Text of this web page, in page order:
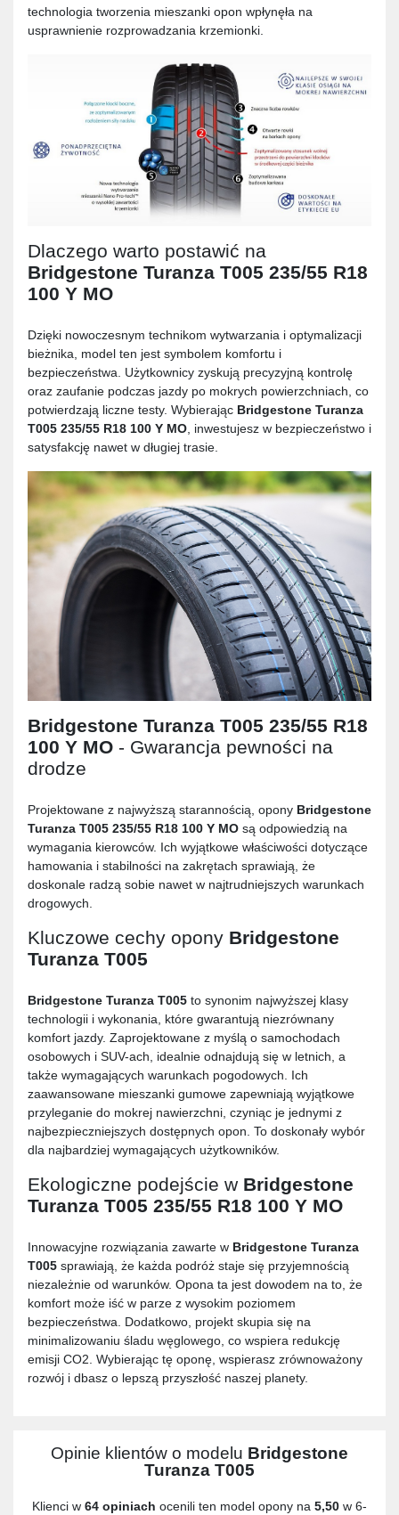
technologia tworzenia mieszanki opon wpłynęła na
usprawnienie rozprowadzania krzemionki.
Dlaczego warto postawić na
Bridgestone Turanza T005 235/55 R18
100 Y MO
Dzięki nowoczesnym technikom wytwarzania i optymalizacji
bieżnika, model ten jest symbolem komfortu i
bezpieczeństwa. Użytkownicy zyskują precyzyjną kontrolę
oraz zaufanie podczas jazdy po mokrych powierzchniach, co
potwierdzają liczne testy. Wybierając Bridgestone Turanza
T005 235/55 R18 100 Y MO, inwestujesz w bezpieczeństwo i
satysfakcję nawet w długiej trasie.
Bridgestone Turanza T005 235/55 R18
100 Y MO - Gwarancja pewności na
drodze
Projektowane z najwyższą starannością, opony Bridgestone
Turanza T005 235/55 R18 100 Y MO są odpowiedzią na
wymagania kierowców. Ich wyjątkowe właściwości dotyczące
hamowania i stabilności na zakrętach sprawiają, że
doskonale radzą sobie nawet w najtrudniejszych warunkach
drogowych.
Kluczowe cechy opony Bridgestone
Turanza T005
Bridgestone Turanza T005 to synonim najwyższej klasy
technologii i wykonania, które gwarantują niezrównany
komfort jazdy. Zaprojektowane z myślą o samochodach
osobowych i SUV-ach, idealnie odnajdują się w letnich, a
także wymagających warunkach pogodowych. Ich
zaawansowane mieszanki gumowe zapewniają wyjątkowe
przyleganie do mokrej nawierzchni, czyniąc je jednymi z
najbezpieczniejszych dostępnych opon. To doskonały wybór
dla najbardziej wymagających użytkowników.
Ekologiczne podejście w Bridgestone
Turanza T005 235/55 R18 100 Y MO
Innowacyjne rozwiązania zawarte w Bridgestone Turanza
T005 sprawiają, że każda podróż staje się przyjemnością
niezależnie od warunków. Opona ta jest dowodem na to, że
komfort może iść w parze z wysokim poziomem
bezpieczeństwa. Dodatkowo, projekt skupia się na
minimalizowaniu śladu węglowego, co wspiera redukcję
emisji CO2. Wybierając tę oponę, wspierasz zrównoważony
rozwój i dbasz o lepszą przyszłość naszej planety.
Opinie klientów o modelu Bridgestone
Turanza T005
Klienci w 64 opiniach ocenili ten model opony na 5,50 w 6-